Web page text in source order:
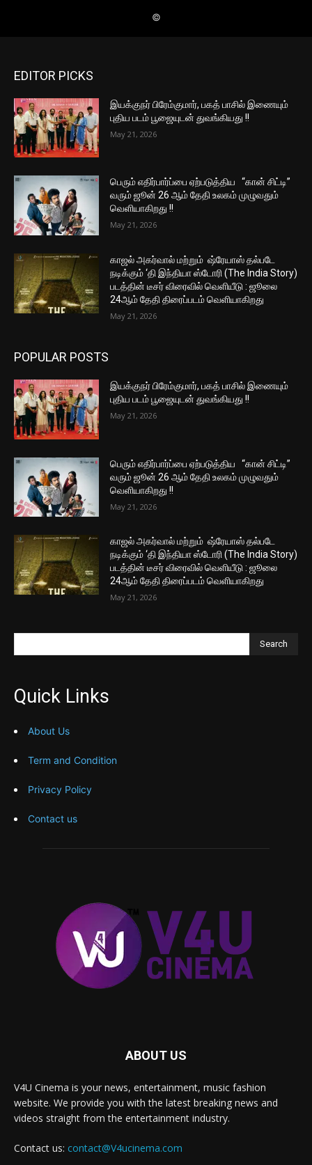
EDITOR PICKS
இயக்குநர் பிரேம்குமார், பகத் பாசில் இணையும்
புதிய படம் பூஜையுடன் துவங்கியது !!
May 21, 2026
பெரும் எதிர்பார்ப்பை ஏற்படுத்திய “கான் சிட்டி”
வரும் ஜூன் 26 ஆம் தேதி உலகம் முழுவதும்
வெளியாகிறது !!
May 21, 2026
காஜல் அகர்வால் மற்றும் ஷ்ரேயாஸ் தல்படே
நடிக்கும் ‘தி இந்தியா ஸ்டோரி (The India Story)
படத்தின் டீசர் விரைவில் வெளியீடு : ஜூலை
24ஆம் தேதி திரைப்படம் வெளியாகிறது
May 21, 2026
POPULAR POSTS
இயக்குநர் பிரேம்குமார், பகத் பாசில் இணையும்
புதிய படம் பூஜையுடன் துவங்கியது !!
May 21, 2026
பெரும் எதிர்பார்ப்பை ஏற்படுத்திய “கான் சிட்டி”
வரும் ஜூன் 26 ஆம் தேதி உலகம் முழுவதும்
வெளியாகிறது !!
May 21, 2026
காஜல் அகர்வால் மற்றும் ஷ்ரேயாஸ் தல்படே
நடிக்கும் ‘தி இந்தியா ஸ்டோரி (The India Story)
படத்தின் டீசர் விரைவில் வெளியீடு : ஜூலை
24ஆம் தேதி திரைப்படம் வெளியாகிறது
May 21, 2026
Search
Quick Links
About Us
Term and Condition
Privacy Policy
Contact us
ABOUT US
V4U Cinema is your news, entertainment, music fashion
website. We provide you with the latest breaking news and
videos straight from the entertainment industry.
Contact us: contact@V4ucinema.com